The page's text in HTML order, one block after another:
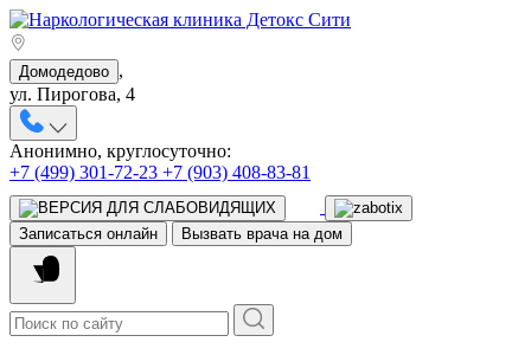
Домодедово ,
ул. Пирогова, 4
Анонимно, круглосуточно:
+7 (499) 301-72-23 +7 (903) 408-83-81
Записаться онлайн Вызвать врача на дом